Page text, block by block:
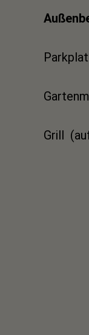
Grill